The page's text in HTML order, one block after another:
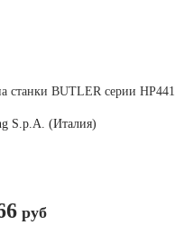
станки BUTLER серии HP441
S.p.A. (Италия)
руб